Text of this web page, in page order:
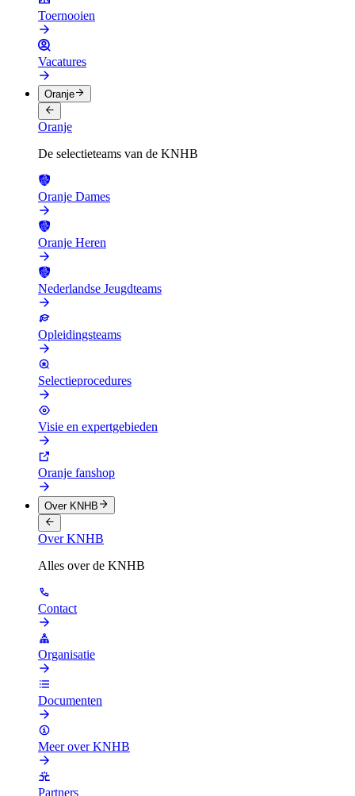
Toernooien
Vacatures
Oranje
Oranje
De selectieteams van de KNHB
Oranje Dames
Oranje Heren
Nederlandse Jeugdteams
Opleidingsteams
Selectieprocedures
Visie en expertgebieden
Oranje fanshop
Over KNHB
Over KNHB
Alles over de KNHB
Contact
Organisatie
Documenten
Meer over KNHB
Partners